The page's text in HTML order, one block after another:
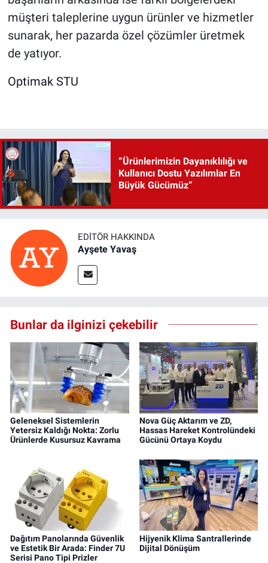
müşteri taleplerine uygun ürünler ve hizmetler
sunarak, her pazarda özel çözümler üretmek
de yatıyor.
Optimak STU
“Ürünlerimizin Dayanıklılığı ve
Kullanıcı Dostu Yazılımlar En
Büyük Gücümüz”
EDITÖR HAKKINDA
Ayşete Yavaş
Bunlar da ilginizi çekebilir
Geleneksel Sistemlerin
Yetersiz Kaldığı Nokta: Zorlu
Ürünlerde Kusursuz Kavrama
Nova Güç Aktarım ve ZD,
Hassas Hareket Kontrolündeki
Gücünü Ortaya Koydu
Dağıtım Panolarında Güvenlik
ve Estetik Bir Arada: Finder 7U
Serisi Pano Tipi Prizler
Hijyenik Klima Santrallerinde
Dijital Dönüşüm